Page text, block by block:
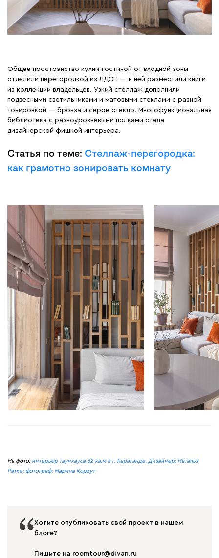
Общее пространство кухни-гостиной от входной зоны
отделили перегородкой из ЛДСП — в ней разместили книги
из коллекции владельцев. Узкий стеллаж дополнили
подвесными светильниками и матовыми стеклами с разной
тонировкой — бронза и серое стекло. Многофункциональная
библиотека с разноуровневыми полками стала
дизайнерской фишкой интерьера.
Статья по теме: Стеллаж-перегородка:
как грамотно зонировать комнату
На фото: интерьер таунхауса 62 кв.м в г. Караганде. Дизайнер: Наталья
Ратке; фотограф: Марина Коркут
Хотите опубликовать свой проект в нашем
блоге?
Пишите на roomtour@divan.ru